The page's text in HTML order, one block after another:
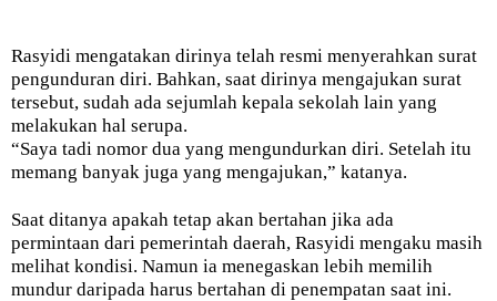
Rasyidi mengatakan dirinya telah resmi menyerahkan surat
pengunduran diri. Bahkan, saat dirinya mengajukan surat
tersebut, sudah ada sejumlah kepala sekolah lain yang
melakukan hal serupa.
“Saya tadi nomor dua yang mengundurkan diri. Setelah itu
memang banyak juga yang mengajukan,” katanya.
Saat ditanya apakah tetap akan bertahan jika ada
permintaan dari pemerintah daerah, Rasyidi mengaku masih
melihat kondisi. Namun ia menegaskan lebih memilih
mundur daripada harus bertahan di penempatan saat ini.